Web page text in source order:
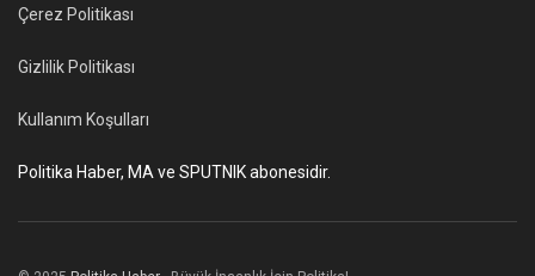
Çerez Politikası
Gizlilik Politikası
Kullanım Koşulları
Politika Haber, MA ve SPUTNIK abonesidir.